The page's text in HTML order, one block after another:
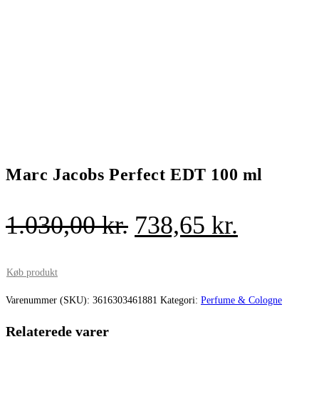
Marc Jacobs Perfect EDT 100 ml
1.030,00kr. Den
var:
738,65 kr.
er:
Køb produkt
Varenummer (SKU): 3616303461881 Kategori: Perfume & Cologne
Relaterede varer